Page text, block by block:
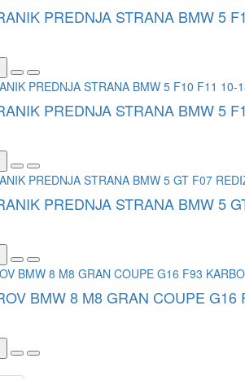
PREDNJA STRANA BMW 5
PREDNJA STRANA BMW 5
PREDNJA STRANA BMW 5
BMW 8 M8 GRAN COUPE G16